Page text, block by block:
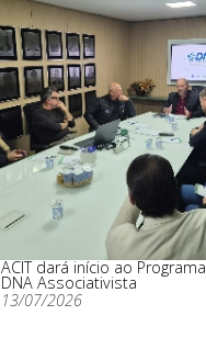
ACIT dará início ao Programa
DNA Associativista
13/07/2026